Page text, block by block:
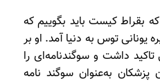
بقراط کیست باید بگوییم که
توس به دنیا آمد. او بر
تاکید داشت و سوگندنامه‌ای را
پزشکان به‌عنوان سوگند نامه